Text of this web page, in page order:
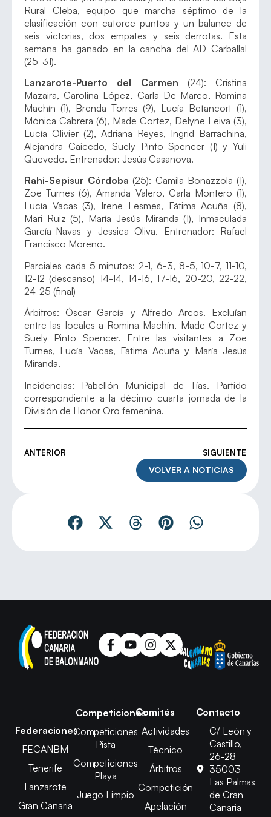
Rural Cleba, equipo que marcha séptimo de la
clasificación con catorce puntos y un balance de
seis victorias, dos empates y seis derrotas. Esta
semana ha ganado en la cancha del AD Carballal
(25-31).
Lanzarote-Puerto del Carmen (24): Cristina
Mazaira, Carolina López, Carla De Marco, Romina
Machín (1), Brenda Torres (9), Lucía Betancort (1),
Mónica Cabrera (6), Made Cortez, Delyne Leiva (3),
Lucía Olivier (2), Adriana Reyes, Ingrid Barrachina,
Alejandra Caicedo, Suely Pinto Spencer (1) y Yuli
Quevedo. Entrenador: Jesús Casanova.
Rahi-Sepisur Córdoba(25): Camila Bonazzola (1),
Zoe Turnes (6), Amanda Valero, Carla Montero (1),
Lucía Vacas (3), Irene Lesmes, Fátima Acuña (8),
Mari Ruiz (5), María Jesús Miranda (1), Inmaculada
García-Navas y Jessica Oliva. Entrenador: Rafael
Francisco Moreno.
Parciales cada 5 minutos: 2-1, 6-3, 8-5, 10-7, 11-10,
12-12 (descanso) 14-14, 14-16, 17-16, 20-20, 22-22,
24-25 (final)
Árbitros: Óscar García y Alfredo Arcos. Excluían
entre las locales a Romina Machín, Made Cortez y
Suely Pinto Spencer. Entre las visitantes a Zoe
Turnes, Lucía Vacas, Fátima Acuña y María Jesús
Miranda.
Incidencias: Pabellón Municipal de Tías. Partido
correspondiente a la décimo cuarta jornada de la
División de Honor Oro femenina.
ANTERIOR SIGUIENTE
VOLVER A NOTICIAS
Federaciones
FECANBM
Tenerife
Lanzarote
Gran Canaria
Competiciones
Competiciones
Pista
Competiciones
Playa
Juego Limpio
Comités
Actividades
Técnico
Árbitros
Competición
Apelación
Contacto
C/ León y
Castillo,
26-28
35003 -
Las Palmas
de Gran
Canaria